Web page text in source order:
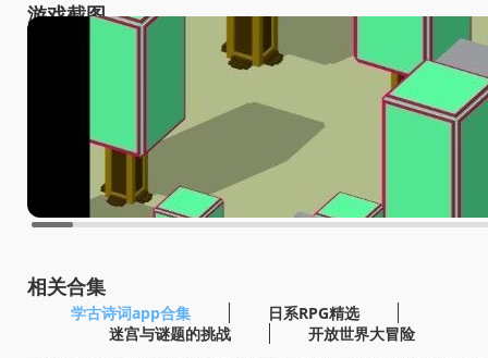
游戏截图
相关合集
学古诗词app合集
日系RPG精选
迷宫与谜题的挑战
开放世界大冒险